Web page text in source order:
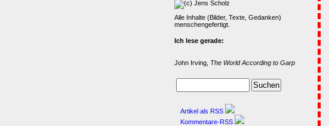
Alle Inhalte (Bilder, Texte, Gedanken)
menschengefertigt.
Ich lese gerade:
John Irving, The World According to Garp
Artikel als RSS
Kommentare-RSS